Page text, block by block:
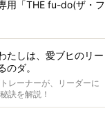
用「THE fu-do(ザ・フ
たしは、愛ブヒのリー
のダ。
レーナーが、リーダーに
訣を解説！